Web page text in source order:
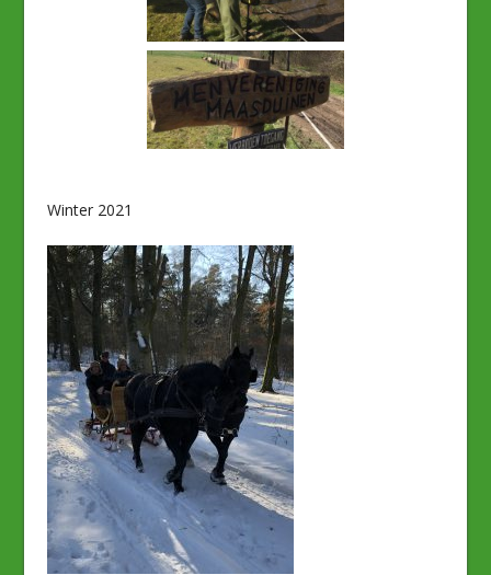
Winter 2021